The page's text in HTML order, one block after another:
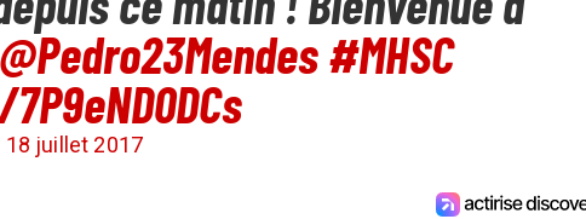
@Pedro23Mendes#MHSC
18 juillet 2017